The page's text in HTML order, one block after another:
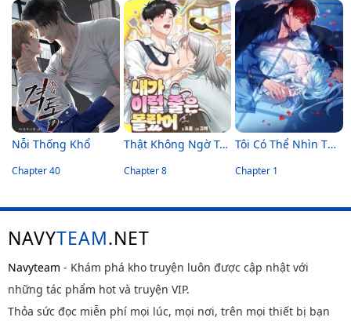
Nỗi Thống Khổ
Chapter 40
Thật Không Ngờ Tôi Lại Có Thể Thế Này
Chapter 8
Tôi Có Thể Nhìn Thấy Chỉ Số Của Cậu Đấy
Chapter 1
NAVYTEAM.NET
Navyteam - Khám phá kho truyện luôn được cập nhật với
những tác phẩm hot và truyện VIP.
Thỏa sức đọc miễn phí mọi lúc, mọi nơi, trên mọi thiết bị bạn